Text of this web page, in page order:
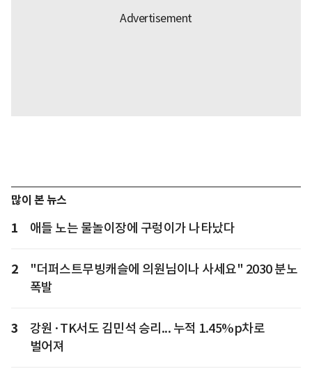
많이 본 뉴스
1 애들 노는 물놀이장에 구렁이가 나타났다
2
"더퍼스트무빙캐슬에 의원님이나 사세요" 2030 분노
폭발
3
강원·TK서도 김민석 승리... 누적 1.45%p차로
벌어져